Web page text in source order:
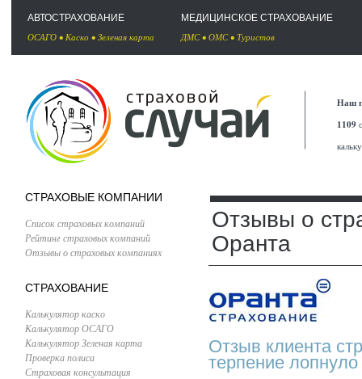
АВТОСТРАХОВАНИЕ
ОСАГО • Каско • Зеленая карта
МЕДИЦИНСКОЕ СТРАХОВАНИЕ
ДМС• ОМС• Туристов
Наш
1109
СТРАХОВЫЕ КОМПАНИИ
Список страховых компаний
Рейтинг страховых компаний
Отзывы о страховых компаниях
СТРАХОВАНИЕ
Калькулятор каско
Калькулятор ОСАГО
Калькулятор Зеленая карта
Проверка полиса
Страховая консультация
Отзывы о
Оранта
Отзыв клиента
терпение лопнуло